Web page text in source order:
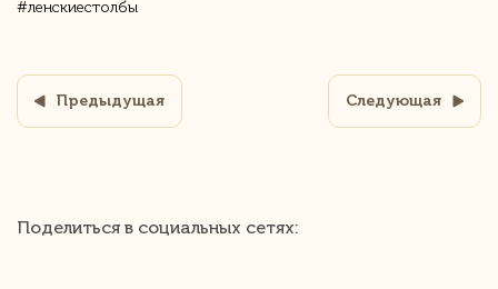
#ленскиестолбы
Предыдущая Следующая
Поделиться в социальных сетях: